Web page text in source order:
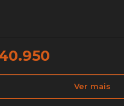
Ver mais